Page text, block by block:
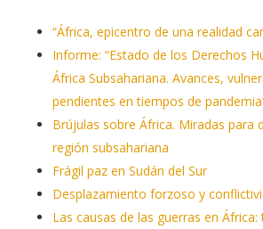
“África, epicentro de una realidad
Informe: “Estado de los Derechos
África Subsahariana. Avances,
pendientes en tiempos de
Brújulas sobre África. Miradas para
región subsahariana
Frágil paz en Sudán del Sur
Desplazamiento forzoso y
Las causas de las guerras en